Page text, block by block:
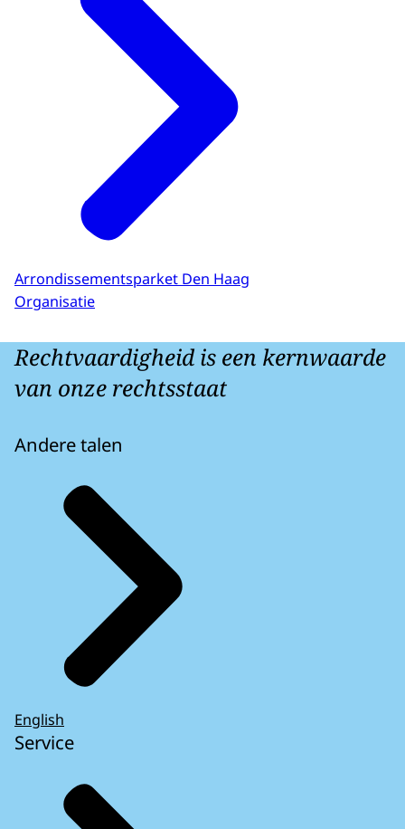
Arrondissementsparket Den Haag
Organisatie
Rechtvaardigheid is een kernwaarde
van onze rechtsstaat
Andere talen
English
Service